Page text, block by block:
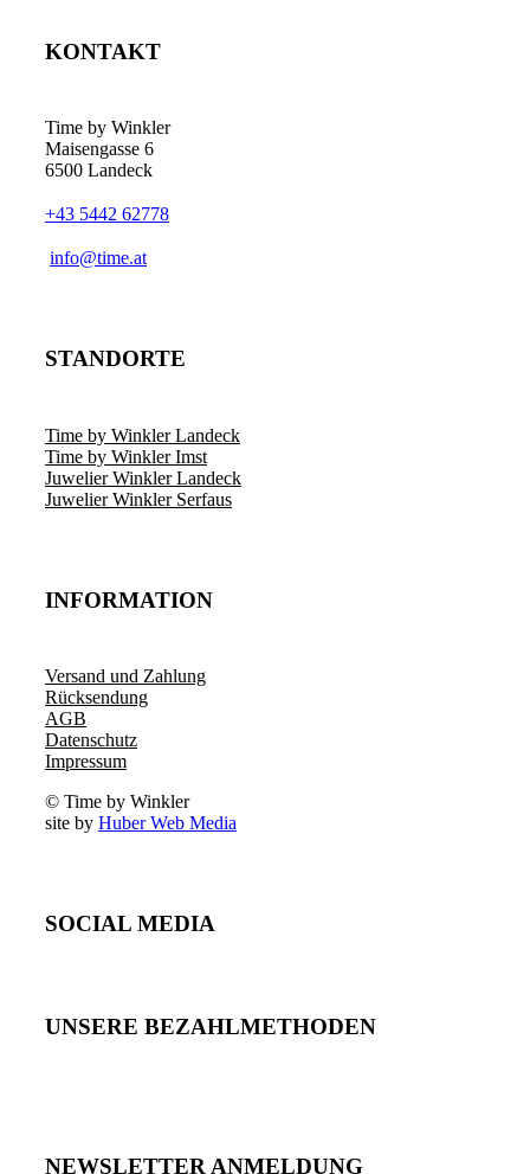
KONTAKT
Time by Winkler
Maisengasse 6
6500 Landeck
+43 5442 62778
­info@time.at
STANDORTE
Time by Winkler Landeck
Time by Winkler Imst
Juwelier Winkler Landeck
Juwelier Winkler Serfaus
INFORMATION
Versand und Zahlung
Rücksendung
AGB
Datenschutz
Impressum
© Time by Winkler
site by Huber Web Media
SOCIAL MEDIA
UNSERE BEZAHLMETHODEN
NEWSLETTER ANMELDUNG